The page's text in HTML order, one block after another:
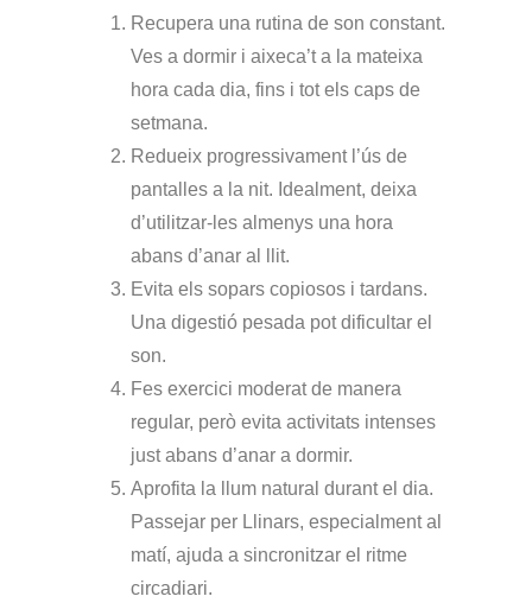
Recupera una rutina de son constant.
Ves a dormir i aixeca’t a la mateixa
hora cada dia, fins i tot els caps de
setmana.
Redueix progressivament l’ús de
pantalles a la nit. Idealment, deixa
d’utilitzar-les almenys una hora
abans d’anar al llit.
Evita els sopars copiosos i tardans.
Una digestió pesada pot dificultar el
son.
Fes exercici moderat de manera
regular, però evita activitats intenses
just abans d’anar a dormir.
Aprofita la llum natural durant el dia.
Passejar per Llinars, especialment al
matí, ajuda a sincronitzar el ritme
circadiari.